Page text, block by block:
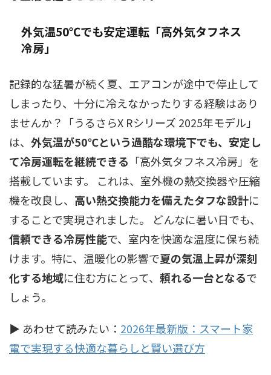
外気温50℃でも安定運転「高外気タフネス
冷房」
記録的な猛暑が続く夏、エアコンが途中で停止して
しまったり、十分に冷えなかったりする経験はあり
ませんか？「うるさらX Rシリーズ 2025年モデル」
は、 外気温が50℃という過酷な環境下でも、安定し
て冷房運転を継続できる 「高外気タフネス冷房」を
搭載しています。 これは、室外機の熱交換器や圧縮
機を改良し、 高い熱交換能力を備えたタフな設計に
することで実現されました。 どんなに暑い日でも、
信頼できる冷房性能で、室内を快適な温度に保ち続
けます。特に、温暖化の影響で夏の気温上昇が深刻
化する地域に住む方にとって、 頼れる一台となるで
しょう。
▶ あわせて読みたい： 2026年最新版：スマート家
電で実現する快適な暮らしと賢い選び方